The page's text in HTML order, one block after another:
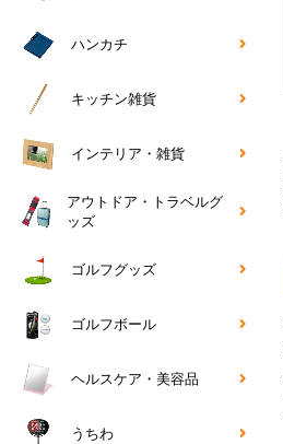
ハンカチ
キッチン雑貨
インテリア・雑貨
アウトドア・トラベルグ
ッズ
ゴルフグッズ
ゴルフボール
ヘルスケア・美容品
うちわ